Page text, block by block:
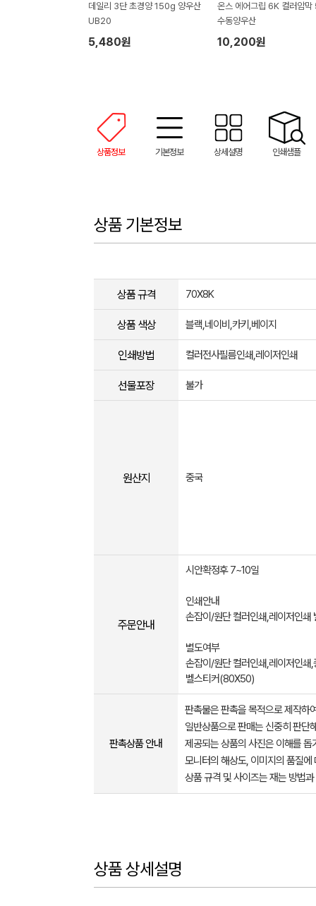
데일리 3단 초경양 150g 양우산
UB20
5,480원
온스 에어그립 6K 컬러암막
수동양우산
10,200원
상품정보 기본정보 상세설명 인쇄샘플
상품 기본정보
상품 규격 70X8K
상품 색상 블랙,네이비,카키,베이지
인쇄방법 컬러전사필름인쇄,레이저인쇄
선물포장 불가
원산지 중국
주문안내
시안확정후 7~10일
인쇄안내
손잡이/원단 컬러인쇄,레이저인쇄
별도여부
손잡이/원단 컬러인쇄,레이저인쇄
벨스티커(80X50)
판촉상품 안내
판촉물은 판촉을 목적으로 제작하
일반상품으로 판매는 신중히 판단
제공되는 상품의 사진은 이해를
모니터의 해상도, 이미지의 품질
상품 규격 및 사이즈는 재는 방법
상품 상세설명